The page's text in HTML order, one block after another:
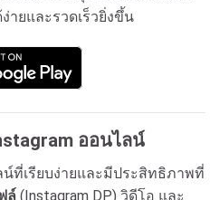
ายและรวดเร็วยิ่งขึ้น
ออนไลน์
น์ที่เรียบง่ายและมีประสิทธิภาพที่
ล์ (Instagram DP) วิดีโอ และ